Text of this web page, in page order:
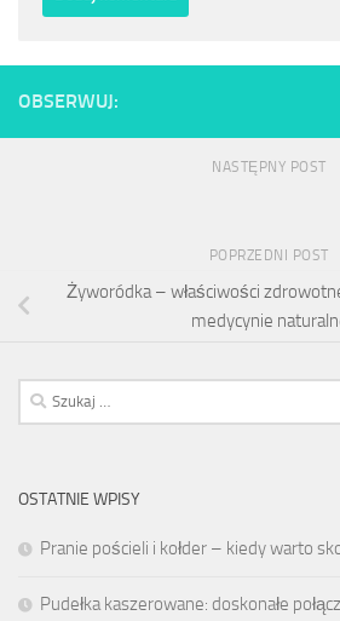
OBSERWUJ:
NASTĘPNY POST
POPRZEDNI POST
Żyworódka – właściwości
medycynie
Szukaj:
OSTATNIE WPISY
Pranie pościeli i kołder – kiedy warto
Pudełka kaszerowane: doskonałe